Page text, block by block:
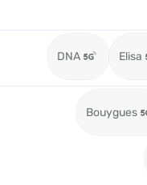
DNA Elisa
Bouygues